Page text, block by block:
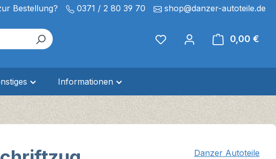
Bestellung? 0371 / 2 80 39 70 shop@danzer-autoteile.de
0,00 €
Informationen
Danzer Autoteile